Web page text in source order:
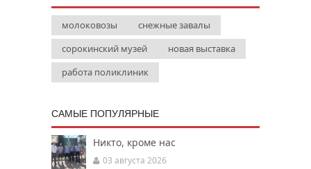
молоковозы
снежные завалы
сорокинский музей
новая выставка
работа поликлиник
САМЫЕ ПОПУЛЯРНЫЕ
Никто, кроме нас
03 августа 2026